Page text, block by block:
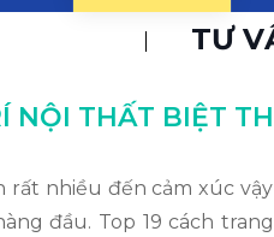
TƯ
NỘI THẤT BIỆT
rất nhiều đến cảm xúc
đầu. Top 19 cách